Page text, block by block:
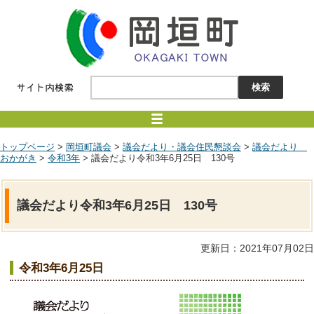
トップページ > 岡垣町議会 > 議会だより・議会住民懇談会 > 議会だより
おかがき > 令和3年 > 議会だより令和3年6月25日 130号
議会だより令和3年6月25日 130号
更新日：2021年07月02日
令和3年6月25日